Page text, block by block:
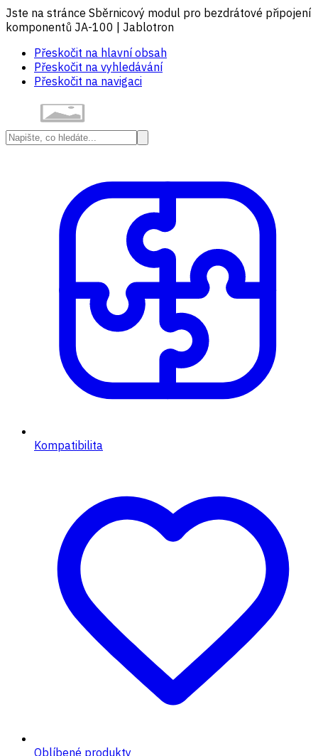
Jste na stránce Sběrnicový modul pro bezdrátové připojení
komponentů JA-100 | Jablotron
Přeskočit na hlavní obsah
Přeskočit na vyhledávání
Přeskočit na navigaci
Kompatibilita
Oblíbené produkty